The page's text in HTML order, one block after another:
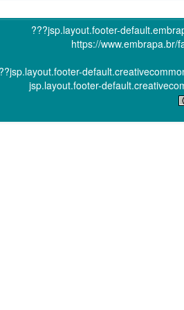
???jsp.layout.footer-
https://www.embrapa.br/
jsp.layout.footer-